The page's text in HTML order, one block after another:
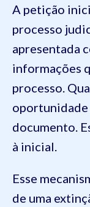
A petição
processo
apresentada
informações
processo.
oportunidade
documento.
à inicial.
Esse
de uma